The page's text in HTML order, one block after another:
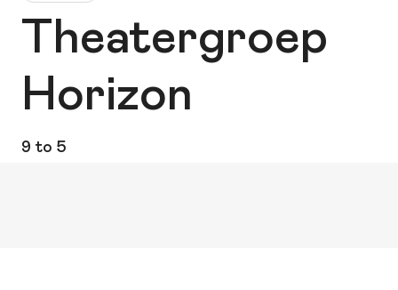
Theatergroep
Horizon
9 to 5